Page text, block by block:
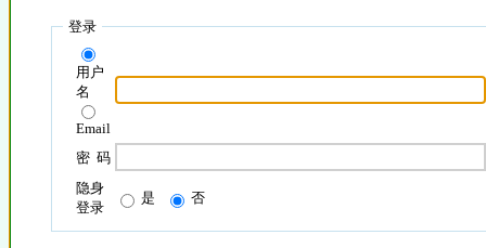
登录
用户
名
Email
密 码
隐身
登录
是 否